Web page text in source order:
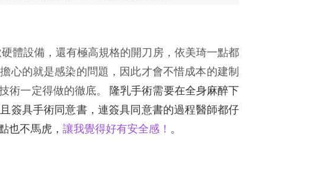
設備，還有極高規格的開刀房，依美琦一點都
心的就是感染的問題，因此才會不惜成本的建制
術一定得做的徹底。
隆乳手術需要在全身麻醉下
簽具手術同意書，連簽具同意書的過程醫師都仔
也不馬虎， 讓我覺得好有安全感！ 。